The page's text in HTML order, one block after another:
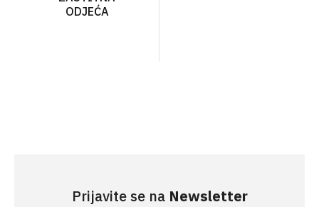
ODJEĆA
Prijavite se na Newsletter